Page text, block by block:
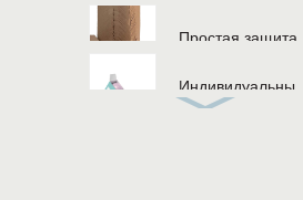
Простая защита...
Индивидуальны...